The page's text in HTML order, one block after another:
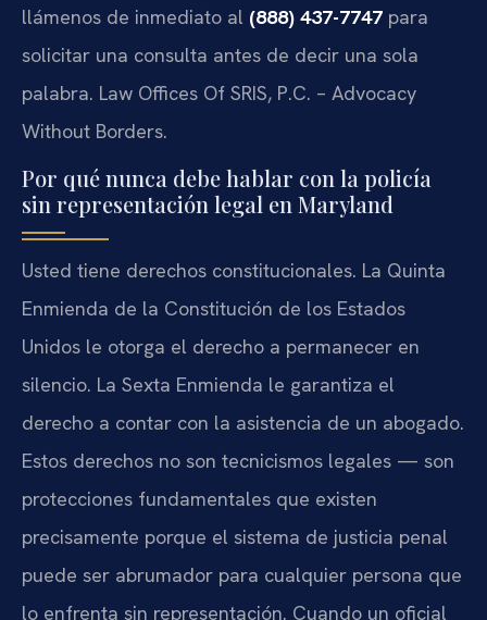
llámenos de inmediato al (888) 437-7747 para
solicitar una consulta antes de decir una sola
palabra. Law Offices Of SRIS, P.C. – Advocacy
Without Borders.
Por qué nunca debe hablar con la policía
sin representación legal en Maryland
Usted tiene derechos constitucionales. La Quinta
Enmienda de la Constitución de los Estados
Unidos le otorga el derecho a permanecer en
silencio. La Sexta Enmienda le garantiza el
derecho a contar con la asistencia de un abogado.
Estos derechos no son tecnicismos legales — son
protecciones fundamentales que existen
precisamente porque el sistema de justicia penal
puede ser abrumador para cualquier persona que
lo enfrenta sin representación. Cuando un oficial